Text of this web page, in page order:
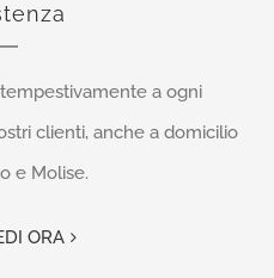
a ogni
clienti, anche a domicilio
e Molise.
ORA